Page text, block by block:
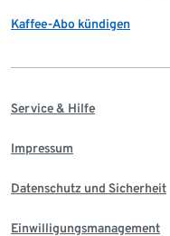
Kaffee-Abo kündigen
Service & Hilfe
Impressum
Datenschutz und Sicherheit
Einwilligungsmanagement